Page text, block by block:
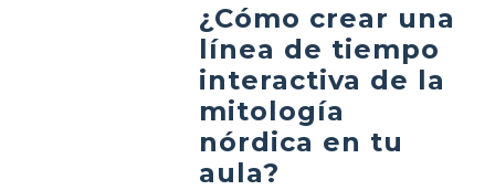
¿Cómo crear una
línea de tiempo
interactiva de la
mitología
nórdica en tu
aula?